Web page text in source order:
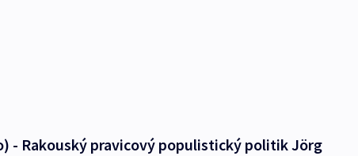
- Rakouský pravicový populistický politik Jörg